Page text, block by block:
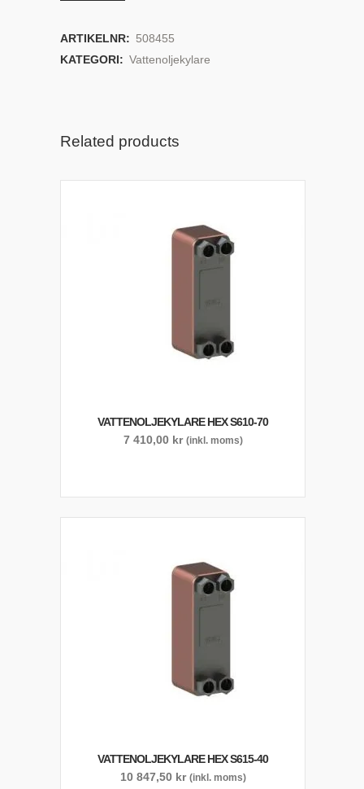
ARTIKELNR: 508455
KATEGORI: Vattenoljekylare
Related products
VATTENOLJEKYLARE HEX S610-70
7 410,00 kr (inkl. moms)
VATTENOLJEKYLARE HEX S615-40
10 847,50 kr (inkl. moms)